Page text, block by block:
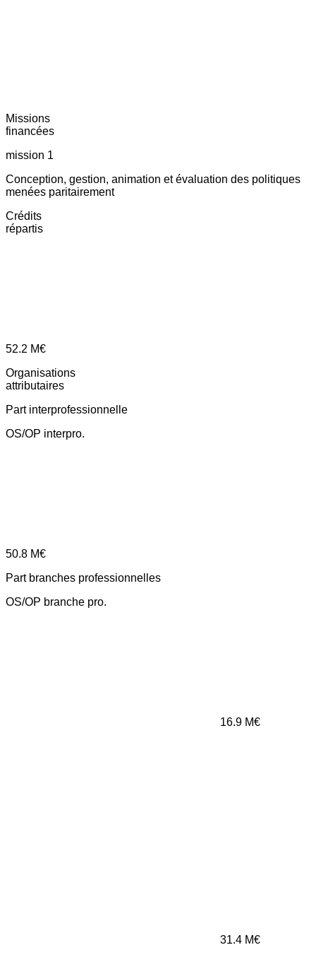
Missions
financées
mission 1
Conception, gestion, animation et évaluation des politiques
menées paritairement
Crédits
répartis
52.2 M€
Organisations
attributaires
Part interprofessionnelle
OS/OP interpro.
50.8 M€
Part branches professionnelles
OS/OP branche pro.
16.9 M€
31.4 M€